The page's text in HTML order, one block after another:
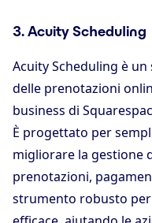
3. Acuity Scheduling
Acuity Scheduling è
delle prenotazioni
business di
È progettato per
migliorare la gestione
prenotazioni,
strumento robusto